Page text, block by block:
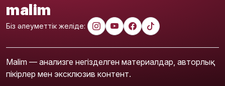
malim
Біз әлеуметтік желіде:
Malim — анализге негізделген материалдар, авторлық
пікірлер мен эксклюзив контент.